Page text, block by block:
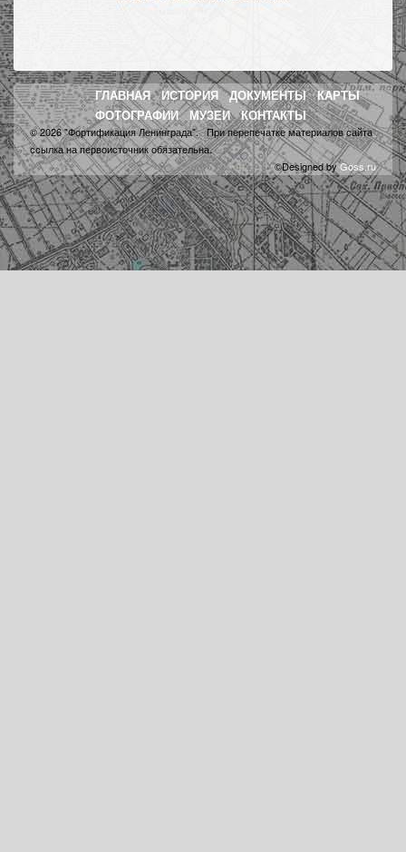
ГЛАВНАЯ ИСТОРИЯ ДОКУМЕНТЫ
КАРТЫ
ФОТОГРАФИИ
МУЗЕИ КОНТАКТЫ
© 2026 "Фортификация Ленинграда". При перепечатке материалов сайта
ссылка на первоисточник обязательна.
©Designed byGoss.ru